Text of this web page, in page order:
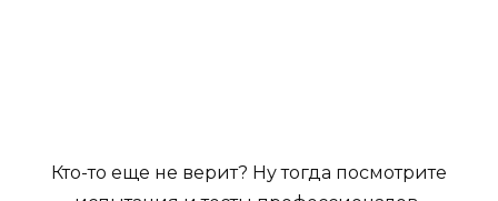
Кто-то еще не верит? Ну тогда посмотрите